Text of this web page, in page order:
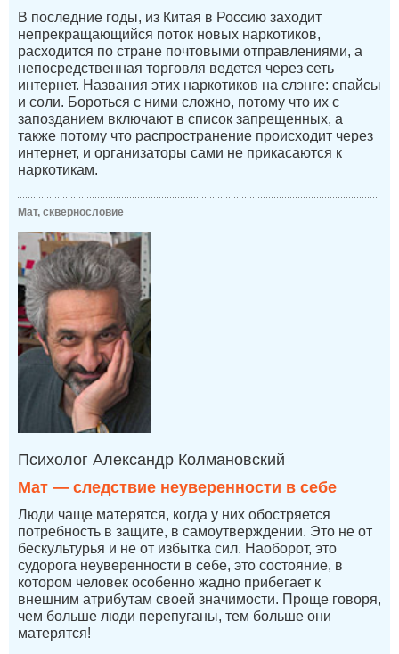
В последние годы, из Китая в Россию заходит
непрекращающийся поток новых наркотиков,
расходится по стране почтовыми отправлениями, а
непосредственная торговля ведется через сеть
интернет. Названия этих наркотиков на слэнге: спайсы
и соли. Бороться с ними сложно, потому что их с
запозданием включают в список запрещенных, а
также потому что распространение происходит через
интернет, и организаторы сами не прикасаются к
наркотикам.
Мат, сквернословие
Психолог Александр Колмановский
Мат — следствие неуверенности в себе
Люди чаще матерятся, когда у них обостряется
потребность в защите, в самоутверждении. Это не от
бескультурья и не от избытка сил. Наоборот, это
судорога неуверенности в себе, это состояние, в
котором человек особенно жадно прибегает к
внешним атрибутам своей значимости. Проще говоря,
чем больше люди перепуганы, тем больше они
матерятся!